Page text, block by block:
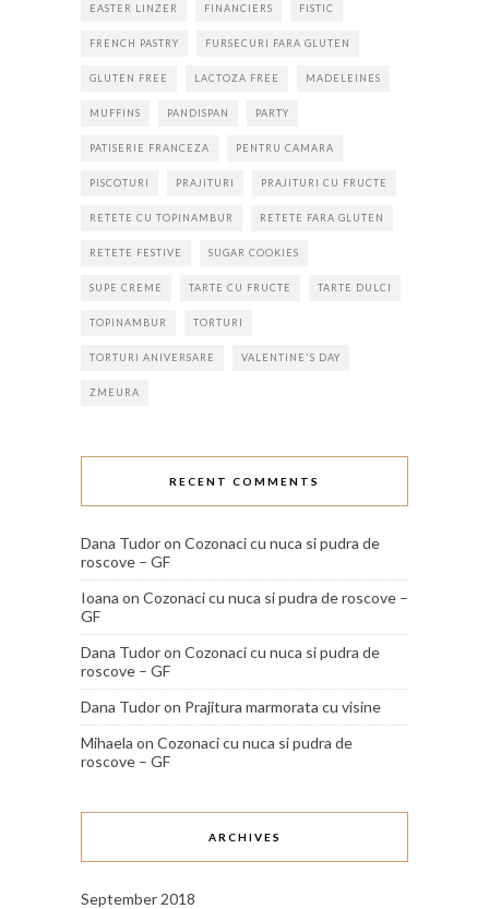
EASTER LINZER FINANCIERS FISTIC
FRENCH PASTRY FURSECURI FARA GLUTEN
GLUTEN FREE LACTOZA FREE MADELEINES
MUFFINS PANDISPAN PARTY
PATISERIE FRANCEZA PENTRU CAMARA
PISCOTURI PRAJITURI PRAJITURI CU FRUCTE
RETETE CU TOPINAMBUR RETETE FARA GLUTEN
RETETE FESTIVE SUGAR COOKIES
SUPE CREME TARTE CU FRUCTE TARTE DULCI
TOPINAMBUR TORTURI
TORTURI ANIVERSARE VALENTINE'S DAY
ZMEURA
RECENT COMMENTS
Dana Tudoron Cozonaci cu nuca si pudra de
roscove – GF
Ioana on Cozonaci cu nuca si pudra de roscove –
GF
Dana Tudoron Cozonaci cu nuca si pudra de
roscove – GF
Dana Tudoron Prajitura marmorata cu visine
Mihaela on Cozonaci cu nuca si pudra de
roscove – GF
ARCHIVES
September 2018